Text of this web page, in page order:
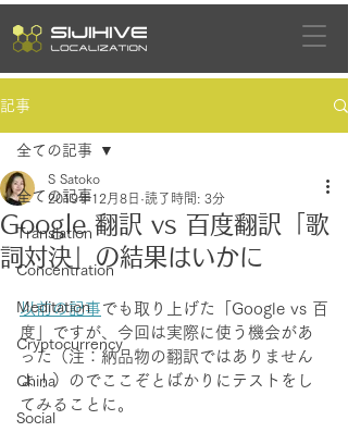
記事
全ての記事
Translation
Concentration
Meditation
Cryptocurrency
China
Social
全ての記事
Google 翻訳 vs 百度翻訳「歌
詞対決」の結果はいかに
S Satoko
2019年12月8日 読了時間: 3分
以前の記事 でも取り上げた「Google vs 百
度」ですが、今回は実際に使う機会があ
った（注：納品物の翻訳ではありません
よ！）のでここぞとばかりにテストをし
てみることに。